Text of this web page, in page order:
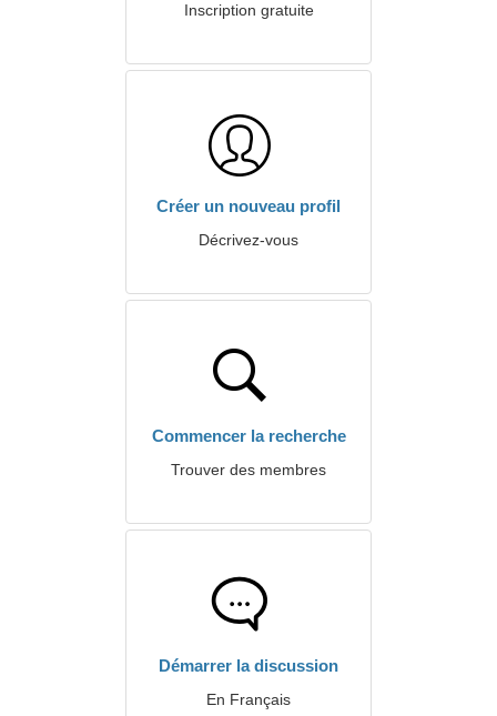
Inscription gratuite
Créer un nouveau profil
Décrivez-vous
Commencer la recherche
Trouver des membres
Démarrer la discussion
En Français